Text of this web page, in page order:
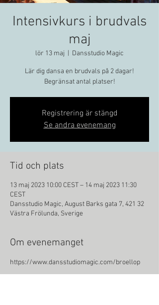
Intensivkurs i brudvals
maj
lör 13 maj Dansstudio Magic
Lär dig dansa en brudvals på 2 dagar!
Begränsat antal platser!
Registrering är stängd
Se andra evenemang
Tid och plats
13 maj 2023 10:00 CEST – 14 maj 2023 11:30
CEST
Dansstudio Magic, August Barks gata 7, 421 32
Västra Frölunda, Sverige
Om evenemanget
https://www.dansstudiomagic.com/broellop